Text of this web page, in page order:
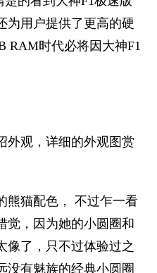
为用户提供了更高的硬
RAM时代必将因大神F1
外观，详细的外观图赏
熊猫配色， 不过乍一看
觉，因为她的小圆圈和
像了，只不过体验过之
没有魅族的经典小圆圈